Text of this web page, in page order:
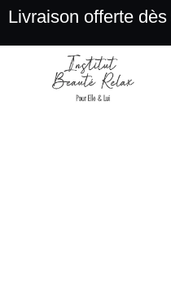
Livraison offerte